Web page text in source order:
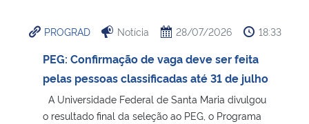
Ministério da Cidadania
Ministério de Minas e Energia
PROGRAD Notícia 28/07/2026 18:33
PEG: Confirmação de vaga deve ser feita
pelas pessoas classificadas até 31 de julho
A Universidade Federal de Santa Maria divulgou
o resultado final da seleção ao PEG, o Programa